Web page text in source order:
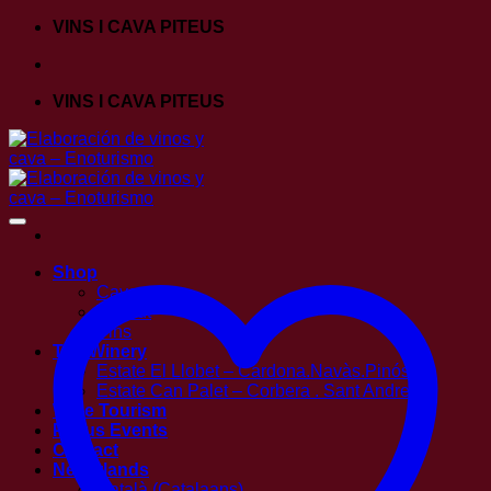
inhoud
VINS I CAVA PITEUS
VINS I CAVA PITEUS
Shop
Caves
Vermut
Vins
The Winery
Estate El Llobet – Cardona.Navàs.Pinós
Estate Can Palet – Corbera . Sant Andreu
Wine Tourism
Piteus Events
Contact
Nederlands